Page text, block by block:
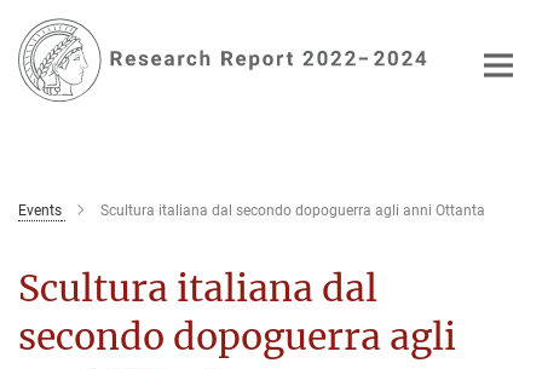
Main-
Content
Events Scultura italiana dal secondo dopoguerra agli anni Ottanta
Scultura italiana dal
secondo dopoguerra agli